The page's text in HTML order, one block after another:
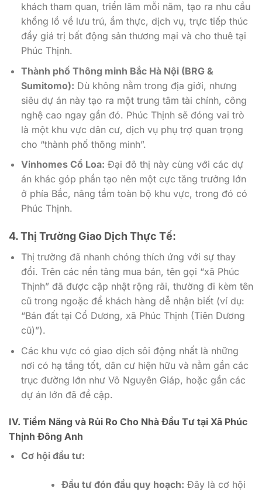
khách tham quan, triển lãm mỗi năm, tạo ra nhu cầu
khổng lồ về lưu trú, ẩm thực, dịch vụ, trực tiếp thúc
đẩy giá trị bất động sản thương mại và cho thuê tại
Phúc Thịnh.
Thành phố Thông minh Bắc Hà Nội (BRG &
Sumitomo): Dù không nằm trong địa giới, nhưng
siêu dự án này tạo ra một trung tâm tài chính, công
nghệ cao ngay gần đó. Phúc Thịnh sẽ đóng vai trò
là một khu vực dân cư, dịch vụ phụ trợ quan trọng
cho “thành phố thông minh”.
Vinhomes Cổ Loa: Đại đô thị này cùng với các dự
án khác góp phần tạo nên một cực tăng trưởng lớn
ở phía Bắc, nâng tầm toàn bộ khu vực, trong đó có
Phúc Thịnh.
4. Thị Trường Giao Dịch Thực Tế:
Thị trường đã nhanh chóng thích ứng với sự thay
đổi. Trên các nền tảng mua bán, tên gọi “xã Phúc
Thịnh” đã được cập nhật rộng rãi, thường đi kèm tên
cũ trong ngoặc để khách hàng dễ nhận biết (ví dụ:
“Bán đất tại Cổ Dương, xã Phúc Thịnh (Tiên Dương
cũ)”).
Các khu vực có giao dịch sôi động nhất là những
nơi có hạ tầng tốt, dân cư hiện hữu và nằm gần các
trục đường lớn như Võ Nguyên Giáp, hoặc gần các
dự án lớn đã đề cập.
IV. Tiềm Năng và Rủi Ro Cho Nhà Đầu Tư tại Xã Phúc
Thịnh Đông Anh
Cơ hội đầu tư:
Đầu tư đón đầu quy hoạch: Đây là cơ hội